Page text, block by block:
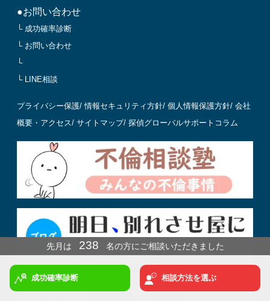
●お問い合わせ
└ 成功確率診断
└ お問い合わせ
└
└ LINE相談
プライバシー保護/情報セキュリティ方針/ 個人情報保護方針/ 会社
概要・アクセス/ サイトマップ/ 探偵グローバルサポートコラム
先月は 238 名の方にご相談いただきました
冬までに結果を出したい方は今月ご依頼ください！
成功確率診断 相談方法を選ぶ